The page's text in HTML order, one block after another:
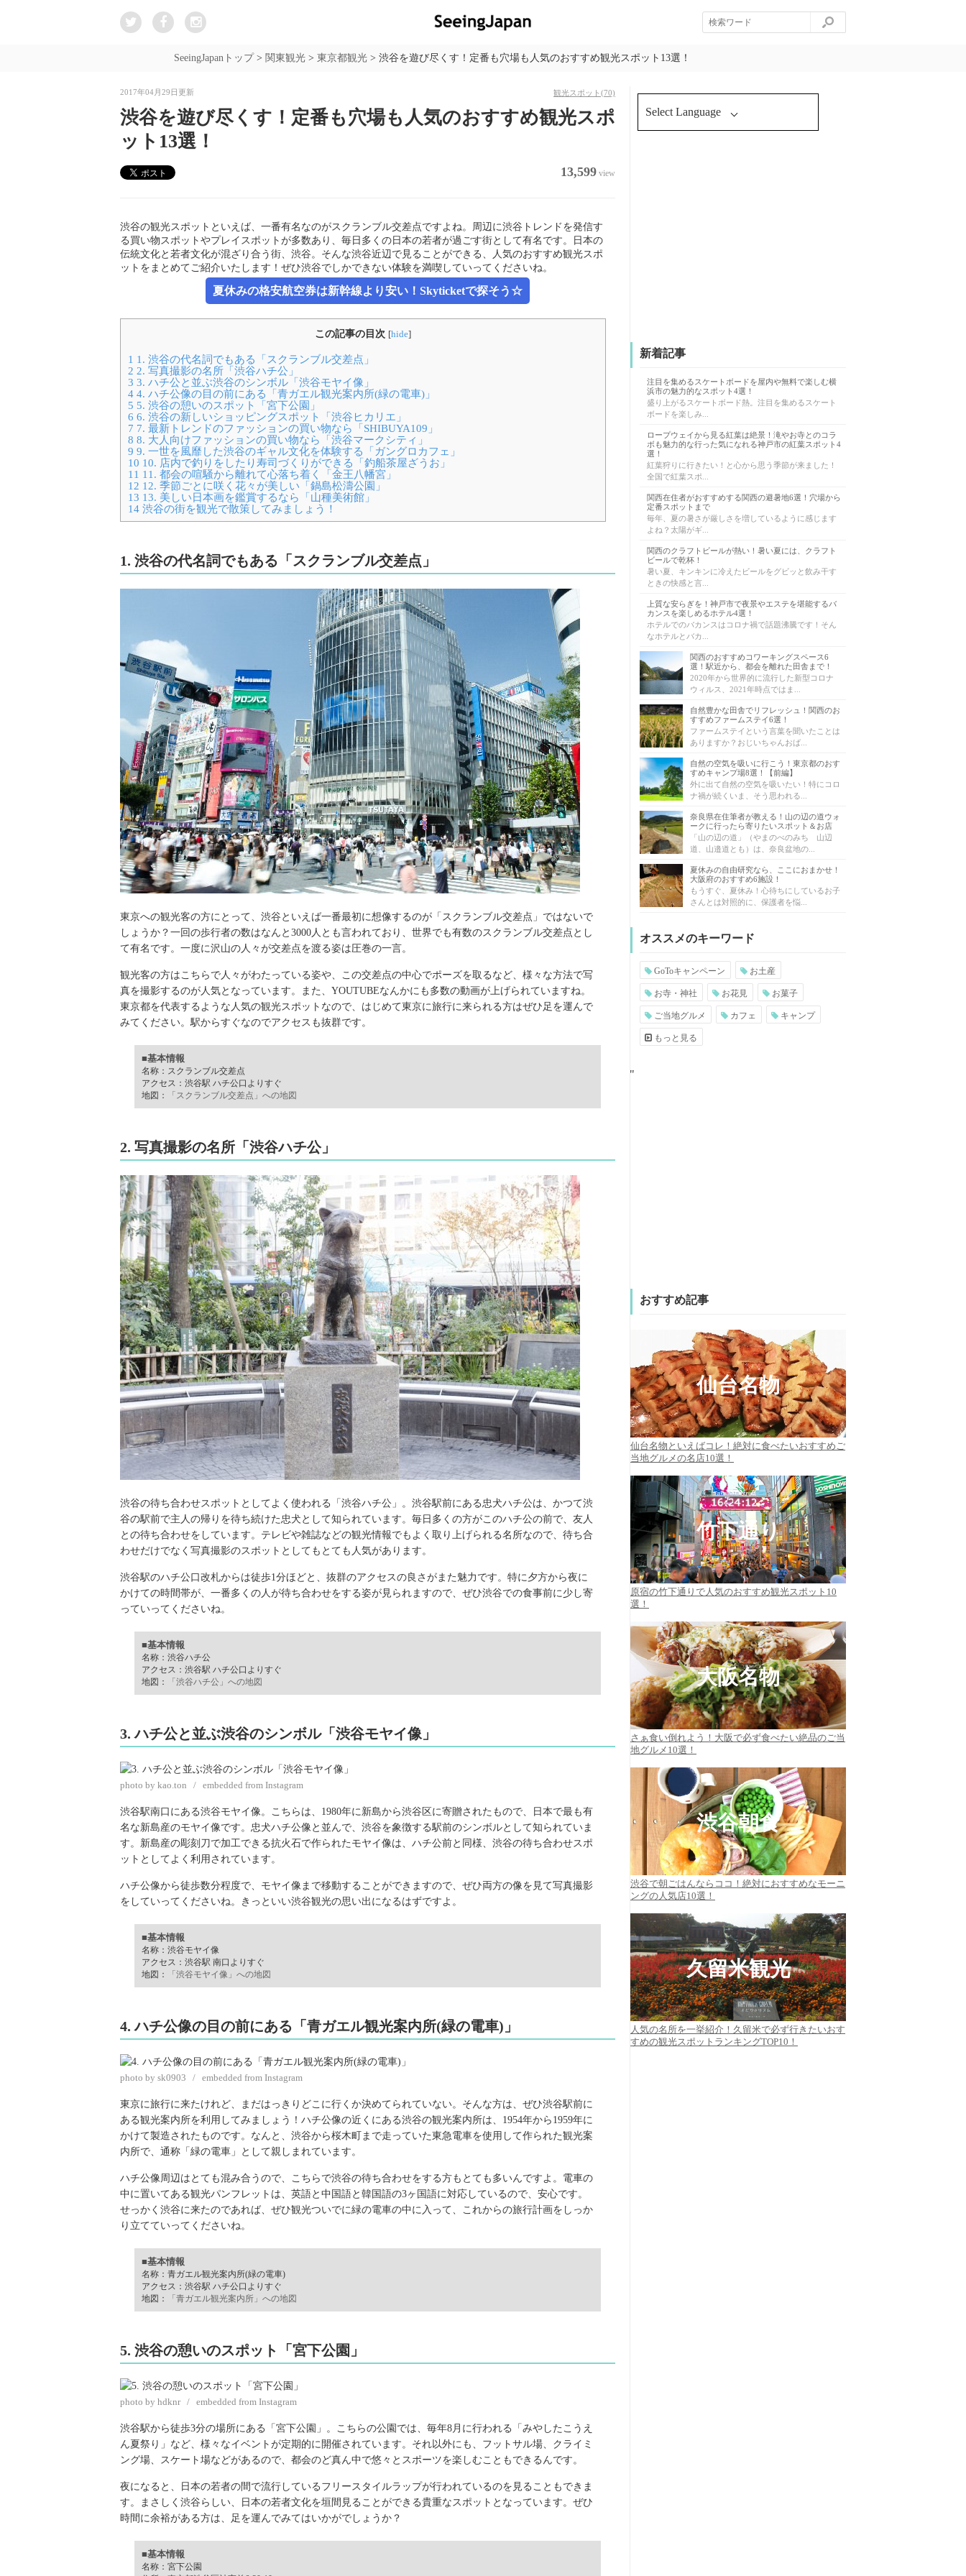
SeeingJapanトップ> 関東観光> 東京都観光> 渋谷を遊び尽くす！定番も穴場も人気のおすすめ観光スポット13選！
2017年04月29日更新 観光スポット (70)
渋谷を遊び尽くす！定番も穴場も人気のおすすめ観光スポ
ット13選！
13,599 view
渋谷の観光スポットといえば、一番有名なのがスクランブル交差点ですよね。周辺に渋谷トレンドを発信す
る買い物スポットやプレイスポットが多数あり、毎日多くの日本の若者が過ごす街として有名です。日本の
伝統文化と若者文化が混ざり合う街、渋谷。そんな渋谷近辺で見ることができる、人気のおすすめ観光スポ
ットをまとめてご紹介いたします！ぜひ渋谷でしかできない体験を満喫していってくださいね。
夏休みの格安航空券は新幹線より安い！Skyticketで探そう☆
この記事の目次 [hide]
1 1. 渋谷の代名詞でもある「スクランブル交差点」
2 2. 写真撮影の名所「渋谷ハチ公」
3 3. ハチ公と並ぶ渋谷のシンボル「渋谷モヤイ像」
4 4. ハチ公像の目の前にある「青ガエル観光案内所(緑の電車)」
5 5. 渋谷の憩いのスポット「宮下公園」
6 6. 渋谷の新しいショッピングスポット「渋谷ヒカリエ」
7 7. 最新トレンドのファッションの買い物なら「SHIBUYA109」
8 8. 大人向けファッションの買い物なら「渋谷マークシティ」
9 9. 一世を風靡した渋谷のギャル文化を体験する「ガングロカフェ」
10 10. 店内で釣りをしたり寿司づくりができる「釣船茶屋ざうお」
11 11. 都会の喧騒から離れて心落ち着く「金王八幡宮」
12 12. 季節ごとに咲く花々が美しい「鍋島松濤公園」
13 13. 美しい日本画を鑑賞するなら「山種美術館」
14 渋谷の街を観光で散策してみましょう！
1. 渋谷の代名詞でもある「スクランブル交差点」
東京への観光客の方にとって、渋谷といえば一番最初に想像するのが「スクランブル交差点」ではないで
しょうか？一回の歩行者の数はなんと3000人とも言われており、世界でも有数のスクランブル交差点とし
て有名です。一度に沢山の人々が交差点を渡る姿は圧巻の一言。
観光客の方はこちらで人々がわたっている姿や、この交差点の中心でポーズを取るなど、様々な方法で写
真を撮影するのが人気となっています。また、YOUTUBEなんかにも多数の動画が上げられていますね。
東京都を代表するような人気の観光スポットなので、はじめて東京に旅行に来られる方はぜひ足を運んで
みてください。駅からすぐなのでアクセスも抜群です。
■基本情報
名称：スクランブル交差点
アクセス：渋谷駅 ハチ公口よりすぐ
地図：
「スクランブル交差点」への地図
2. 写真撮影の名所「渋谷ハチ公」
渋谷の待ち合わせスポットとしてよく使われる「渋谷ハチ公」。渋谷駅前にある忠犬ハチ公は、かつて渋
谷の駅前で主人の帰りを待ち続けた忠犬として知られています。毎日多くの方がこのハチ公の前で、友人
との待ち合わせをしています。テレビや雑誌などの観光情報でもよく取り上げられる名所なので、待ち合
わせだけでなく写真撮影のスポットとしてもとても人気があります。
渋谷駅のハチ公口改札からは徒歩1分ほどと、抜群のアクセスの良さがまた魅力です。特に夕方から夜に
かけての時間帯が、一番多くの人が待ち合わせをする姿が見られますので、ぜひ渋谷での食事前に少し寄
っていってくださいね。
■基本情報
名称：渋谷ハチ公
アクセス：渋谷駅 ハチ公口よりすぐ
地図：
「渋谷ハチ公」への地図
3. ハチ公と並ぶ渋谷のシンボル「渋谷モヤイ像」
photo by kao.ton / embedded from Instagram
渋谷駅南口にある渋谷モヤイ像。こちらは、1980年に新島から渋谷区に寄贈されたもので、日本で最も有
名な新島産のモヤイ像です。忠犬ハチ公像と並んで、渋谷を象徴する駅前のシンボルとして知られていま
す。新島産の彫刻刀で加工できる抗火石で作られたモヤイ像は、ハチ公前と同様、渋谷の待ち合わせスポ
ットとしてよく利用されています。
ハチ公像から徒歩数分程度で、モヤイ像まで移動することができますので、ぜひ両方の像を見て写真撮影
をしていってくださいね。きっといい渋谷観光の思い出になるはずですよ。
■基本情報
名称：渋谷モヤイ像
アクセス：渋谷駅 南口よりすぐ
地図：
「渋谷モヤイ像」への地図
4. ハチ公像の目の前にある「青ガエル観光案内所(緑の電車)」
photo by sk0903 / embedded from Instagram
東京に旅行に来たけれど、まだはっきりどこに行くか決めてられていない。そんな方は、ぜひ渋谷駅前に
ある観光案内所を利用してみましょう！ハチ公像の近くにある渋谷の観光案内所は、1954年から1959年に
かけて製造されたものです。なんと、渋谷から桜木町まで走っていた東急電車を使用して作られた観光案
内所で、通称「緑の電車」として親しまれています。
ハチ公像周辺はとても混み合うので、こちらで渋谷の待ち合わせをする方もとても多いんですよ。電車の
中に置いてある観光パンフレットは、英語と中国語と韓国語の3ヶ国語に対応しているので、安心です。
せっかく渋谷に来たのであれば、ぜひ観光ついでに緑の電車の中に入って、これからの旅行計画をしっか
り立てていってくださいね。
■基本情報
名称：青ガエル観光案内所(緑の電車)
アクセス：渋谷駅 ハチ公口よりすぐ
地図：
「青ガエル観光案内所」への地図
5. 渋谷の憩いのスポット「宮下公園」
photo by hdknr / embedded from Instagram
渋谷駅から徒歩3分の場所にある「宮下公園」。こちらの公園では、毎年8月に行われる「みやしたこうえ
ん夏祭り」など、様々なイベントが定期的に開催されています。それ以外にも、フットサル場、クライミ
ング場、スケート場などがあるので、都会のど真ん中で悠々とスポーツを楽しむこともできるんです。
夜になると、日本の若者の間で流行しているフリースタイルラップが行われているのを見ることもできま
す。まさしく渋谷らしい、日本の若者文化を垣間見ることができる貴重なスポットとなっています。ぜひ
時間に余裕がある方は、足を運んでみてはいかがでしょうか？
■基本情報
名称：宮下公園
Select Language
新着記事
注目を集めるスケートボードを屋内や無料で楽しむ横
浜市の魅力的なスポット4選！
盛り上がるスケートボード熱。注目を集めるスケート
ボードを楽しみ...
ロープウェイから見る紅葉は絶景！滝やお寺とのコラ
ボも魅力的な行った気になれる神戸市の紅葉スポット4
選！
紅葉狩りに行きたい！と心から思う季節が来ました！
全国で紅葉スポ...
関西在住者がおすすめする関西の避暑地6選！穴場から
定番スポットまで
毎年、夏の暑さが厳しさを増しているように感じます
よね？太陽がギ...
関西のクラフトビールが熱い！暑い夏には、クラフト
ビールで乾杯！
暑い夏、キンキンに冷えたビールをグビッと飲み干す
ときの快感と言...
上質な安らぎを！神戸市で夜景やエステを堪能するバ
カンスを楽しめるホテル4選！
ホテルでのバカンスはコロナ禍で話題沸騰です！そん
なホテルとバカ...
関西のおすすめコワーキングスペース6
選！駅近から、都会を離れた田舎まで！
2020年から世界的に流行した新型コロナ
ウィルス、2021年時点ではま...
自然豊かな田舎でリフレッシュ！関西のお
すすめファームステイ6選！
ファームステイという言葉を聞いたことは
ありますか？おじいちゃんおば...
自然の空気を吸いに行こう！東京都のおす
すめキャンプ場8選！【前編】
外に出て自然の空気を吸いたい！特にコロ
ナ禍が続くいま、そう思われる...
奈良県在住筆者が教える！山の辺の道ウォ
ークに行ったら寄りたいスポット＆お店
「山の辺の道」（やまのべのみち 山辺
道、山邉道とも）は、奈良盆地の...
夏休みの自由研究なら、ここにおまかせ！
大阪府のおすすめ6施設！
もうすぐ、夏休み！心待ちにしているお子
さんとは対照的に、保護者を悩...
オススメのキーワード
GoToキャンペーン お土産
お寺・神社 お花見 お菓子
ご当地グルメ カフェ キャンプ
もっと見る
"
おすすめ記事
仙台名物
仙台名物といえばコレ！絶対に食べたいおすすめご
当地グルメの名店10選！
竹下通り
原宿の竹下通りで人気のおすすめ観光スポット10
選！
大阪名物
さぁ食い倒れよう！大阪で必ず食べたい絶品のご当
地グルメ10選！
渋谷朝食
渋谷で朝ごはんならココ！絶対におすすめなモーニ
ングの人気店10選！
久留米観光
人気の名所を一挙紹介！久留米で必ず行きたいおす
すめの観光スポットランキングTOP10！